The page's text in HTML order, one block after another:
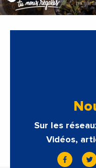
Sur les
Vidéos,